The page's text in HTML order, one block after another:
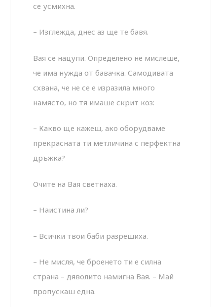
се усмихна.
– Изглежда, днес аз ще те бавя.
Вая се нацупи. Определено не мислеше,
че има нужда от бавачка. Самодивата
схвана, че не се е изразила много
намясто, но тя имаше скрит коз:
– Какво ще кажеш, ако оборудваме
прекрасната ти метличина с перфектна
дръжка?
Очите на Вая светнаха.
– Наистина ли?
– Всички твои баби разрешиха.
– Не мисля, че броенето ти е силна
страна – дяволито намигна Вая. – Май
пропускаш една.